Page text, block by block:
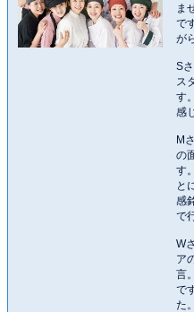
ま
で
が
S
ス
す
感
M
の
す
と
感
で
W
ア
言
で
た